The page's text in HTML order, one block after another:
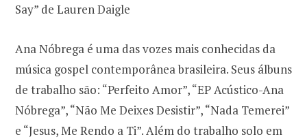
Say” de Lauren Daigle
Ana Nóbrega é uma das vozes mais conhecidas da
música gospel contemporânea brasileira. Seus álbuns
de trabalho são: “Perfeito Amor”, “EP Acústico-Ana
Nóbrega”, “Não Me Deixes Desistir”, “Nada Temerei”
e “Jesus, Me Rendo a Ti”. Além do trabalho solo em